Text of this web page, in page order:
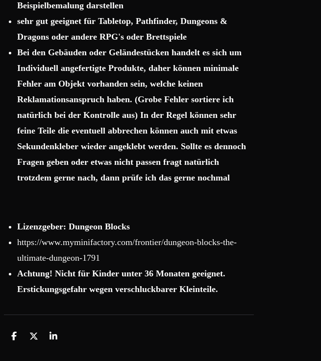
Beispielbemalung darstellen
sehr gut geeignet für Tabletop, Pathfinder, Dungeons &
Dragons oder andere RPG's oder Brettspiele
Bei den Gebäuden oder Geländestücken handelt es sich um
Individuell angefertigte Produkte, daher können minimale
Fehler am Objekt vorhanden sein, welche keinen
Reklamationsanspruch haben. (Grobe Fehler sortiere ich
natürlich bei der Kontrolle aus) In der Regel können sehr
feine Teile die eventuell abbrechen können auch mit etwas
Sekundenkleber wieder angeklebt werden. Sollte es dennoch
Fragen geben oder etwas nicht passen fragt natürlich
trotzdem gerne nach, dann prüfe ich das gerne nochmal
Lizenzgeber: Dungeon Blocks
https://www.myminifactory.com/frontier/dungeon-blocks-the-
ultimate-dungeon-1791
Achtung! Nicht für Kinder unter 36 Monaten geeignet.
Erstickungsgefahr wegen verschluckbarer Kleinteile.
T
T
T